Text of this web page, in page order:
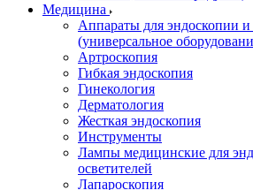
Медицина
Аппараты для эндоскопии
(универсальное
Артроскопия
Гибкая эндоскопия
Гинекология
Дерматология
Жесткая эндоскопия
Инструменты
Лампы медицинские для
осветителей
Лапароскопия